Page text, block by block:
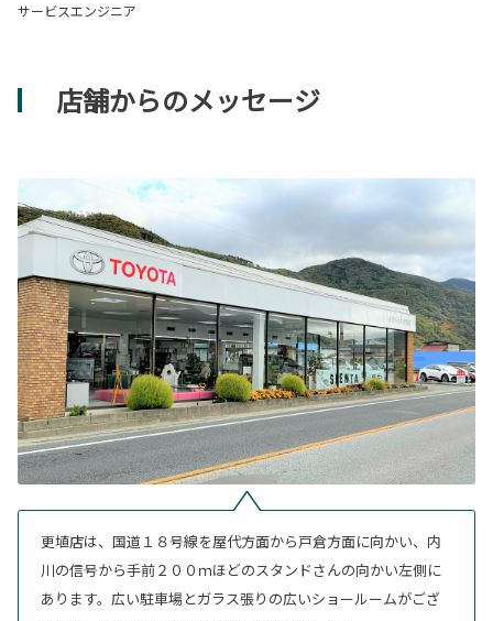
サービスエンジニア
店舗からのメッセージ
更埴店は、国道１８号線を屋代方面から戸倉方面に向かい、内
川の信号から手前２００ｍほどのスタンドさんの向かい左側に
あります。広い駐車場とガラス張りの広いショールームがござ